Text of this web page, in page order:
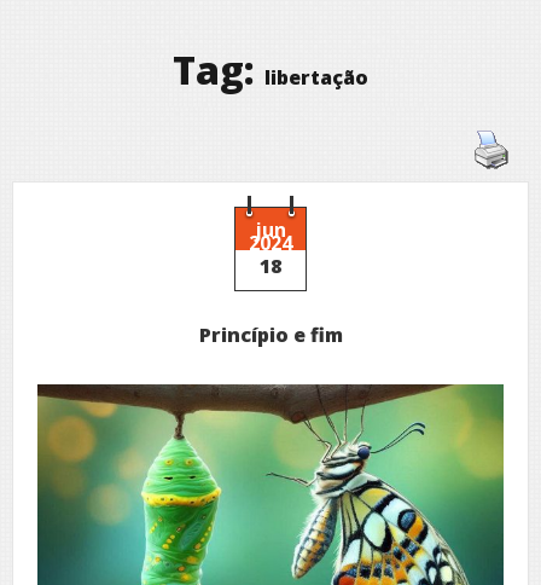
Tag: libertação
jun
2024
18
Princípio e fim